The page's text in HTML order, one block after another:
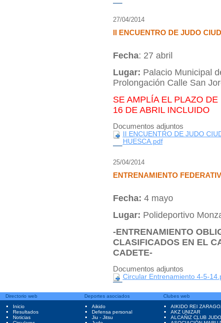
27/04/2014
II ENCUENTRO DE JUDO
Fecha: 27 abril
Lugar: Palacio Municipal
Prolongación Calle San
SE AMPLÍA EL PLAZO
16 DE ABRIL INCLUIDO
Documentos adjuntos
II ENCUENTRO DE JUDO
HUESCA.pdf
25/04/2014
ENTRENAMIENTO
Fecha: 4 mayo
Lugar: Polideportivo
-ENTRENAMIENTO
CLASIFICADOS EN EL
CADETE-
Documentos adjuntos
Circular Entrenamiento 4-5-
Directorio web
Inicio
Resultados
Noticias
Deportes asociados
Aikido
Defensa personal
Jiu - Jitsu
Clubes web
AIKIDO REI
AKZ UNIZAR
ALCAÑIZ CLUB JUDO